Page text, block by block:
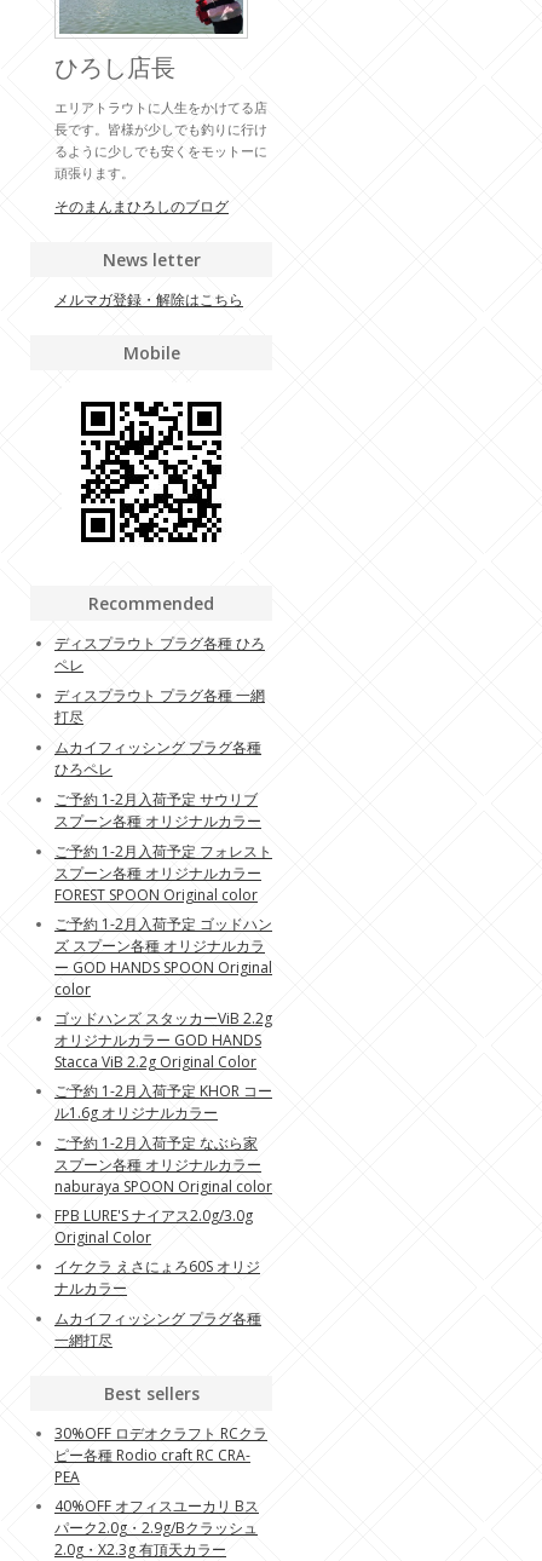
ひろし店長
エリアトラウトに人生をかけてる店
長です。皆様が少しでも釣りに行け
るように少しでも安くをモットーに
頑張ります。
そのまんまひろしのブログ
News letter
メルマガ登録・解除はこちら
Mobile
Recommended
ディスプラウト プラグ各種 ひろ
ペレ
ディスプラウト プラグ各種 一網
打尽
ムカイフィッシング プラグ各種
ひろペレ
ご予約 1-2月入荷予定 サウリブ
スプーン各種 オリジナルカラー
ご予約 1-2月入荷予定 フォレスト
スプーン各種 オリジナルカラー
FOREST SPOON Original color
ご予約 1-2月入荷予定 ゴッドハン
ズ スプーン各種 オリジナルカラ
ー GOD HANDS SPOON Original
color
ゴッドハンズ スタッカーViB 2.2g
オリジナルカラー GOD HANDS
Stacca ViB 2.2g Original Color
ご予約 1-2月入荷予定 KHOR コー
ル1.6g オリジナルカラー
ご予約 1-2月入荷予定 なぶら家
スプーン各種 オリジナルカラー
naburaya SPOON Original color
FPB LURE'S ナイアス2.0g/3.0g
Original Color
イケクラ えさにょろ60S オリジ
ナルカラー
ムカイフィッシング プラグ各種
一網打尽
Best sellers
30%OFF ロデオクラフト RCクラ
ピー各種 Rodio craft RC CRA-
PEA
40%OFF オフィスユーカリ Bス
パーク2.0g・2.9g/Bクラッシュ
2.0g・X2.3g 有頂天カラー